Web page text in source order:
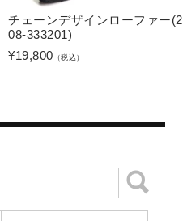
チェーンデザインローファー(2
08-333201)
¥19,800 （税込）